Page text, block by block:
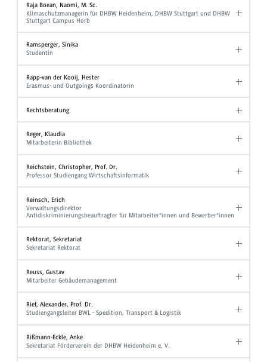
Raja Boean, Naomi, M. Sc.
Klimaschutzmanagerin für DHBW Heidenheim, DHBW Stuttgart und DHBW
Stuttgart Campus Horb
Ramsperger, Sinika
Studentin
Rapp-van der Kooij, Hester
Erasmus- und Outgoings Koordinatorin
Rechtsberatung
Reger, Klaudia
Mitarbeiterin Bibliothek
Reichstein, Christopher, Prof. Dr.
Professor Studiengang Wirtschaftsinformatik
Reinsch, Erich
Verwaltungsdirektor
Antidiskriminierungsbeauftragter für Mitarbeiter*innen und Bewerber*innen
Rektorat, Sekretariat
Sekretariat Rektorat
Reuss, Gustav
Mitarbeiter Gebäudemanagement
Rief, Alexander, Prof. Dr.
Studiengangsleiter BWL - Spedition, Transport & Logistik
Rißmann-Eckle, Anke
Sekretariat Förderverein der DHBW Heidenheim e. V.